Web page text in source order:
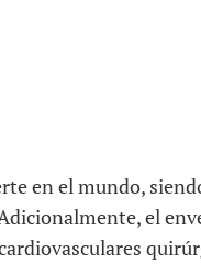
en el mundo,
el